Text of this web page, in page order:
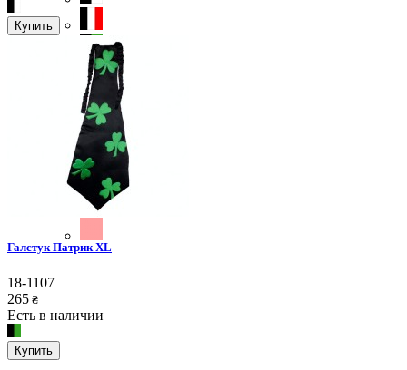
Купить
Галстук Патрик XL
18-1107
265 ₴
Есть в наличии
Купить